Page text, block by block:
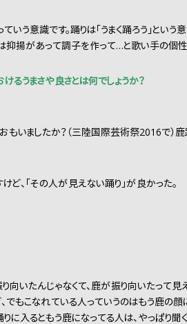
っていう意識です。踊りは「うまく踊ろう」とい
抑揚があって調子を作って…と歌い手の個
けるうまさや良さとは何でしょうか？
もいましたか？（三陸国際芸術祭2016で）鹿
ど、「その人が見えない踊り」が良かった。
向いたんじゃなくて、鹿が振り向いたって
でもこなれている人っていうのはもう鹿の
りに入るともう鹿になってる人は、やっぱり